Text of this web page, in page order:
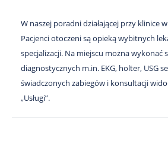
W naszej poradni działającej przy klinice
Pacjenci otoczeni są opieką wybitnych
specjalizacji. Na miejscu można wykonać
diagnostycznych m.in. EKG, holter, USG
świadczonych zabiegów i konsultacji
„Usługi”.